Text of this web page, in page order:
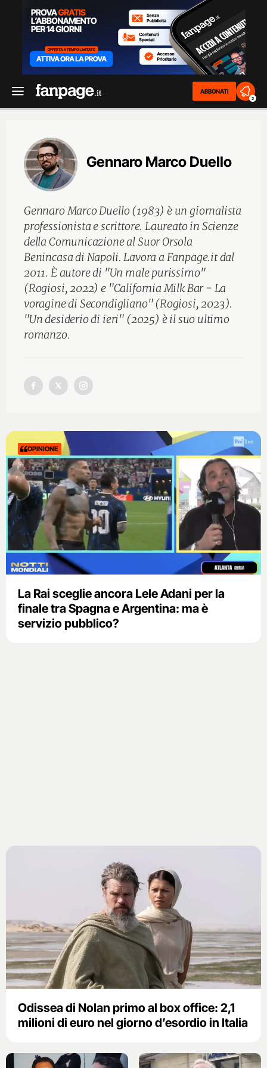
ABBONATI
2
Gennaro Marco Duello
Gennaro Marco Duello (1983) è un giornalista
professionista e scrittore. Laureato in Scienze
della Comunicazione al Suor Orsola
Benincasa di Napoli. Lavora a Fanpage.it dal
2011. È autore di "Un male purissimo"
(Rogiosi, 2022) e "California Milk Bar - La
voragine di Secondigliano" (Rogiosi, 2023).
"Un desiderio di ieri" (2025) è il suo ultimo
romanzo.
OPINIONE
La Rai sceglie ancora Lele Adani per la
finale tra Spagna e Argentina: ma è
servizio pubblico?
Odissea di Nolan primo al box office: 2,1
milioni di euro nel giorno d’esordio in Italia